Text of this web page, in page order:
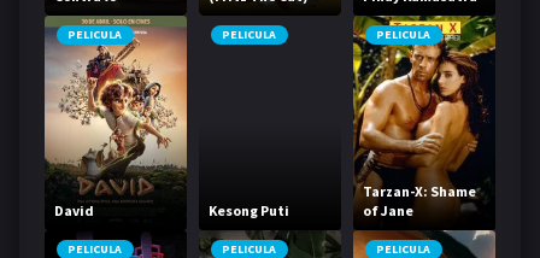
imposible
PELICULA
David
PELICULA
Kesong Puti
PELICULA
Tarzan-X: Shame
of Jane
PELICULA PELICULA PELICULA